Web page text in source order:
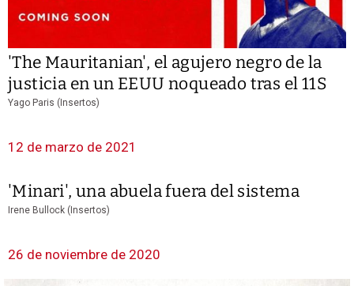
'The Mauritanian', el agujero negro de la
justicia en un EEUU noqueado tras el 11S
Yago Paris (Insertos)
12 de marzo de 2021
'Minari', una abuela fuera del sistema
Irene Bullock (Insertos)
26 de noviembre de 2020